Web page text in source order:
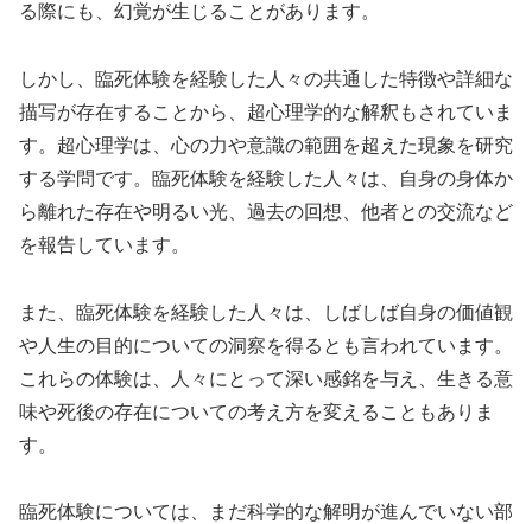
る際にも、幻覚が生じることがあります。
しかし、臨死体験を経験した人々の共通した特徴や詳細な
描写が存在することから、超心理学的な解釈もされていま
す。超心理学は、心の力や意識の範囲を超えた現象を研究
する学問です。臨死体験を経験した人々は、自身の身体か
ら離れた存在や明るい光、過去の回想、他者との交流など
を報告しています。
また、臨死体験を経験した人々は、しばしば自身の価値観
や人生の目的についての洞察を得るとも言われています。
これらの体験は、人々にとって深い感銘を与え、生きる意
味や死後の存在についての考え方を変えることもありま
す。
臨死体験については、まだ科学的な解明が進んでいない部